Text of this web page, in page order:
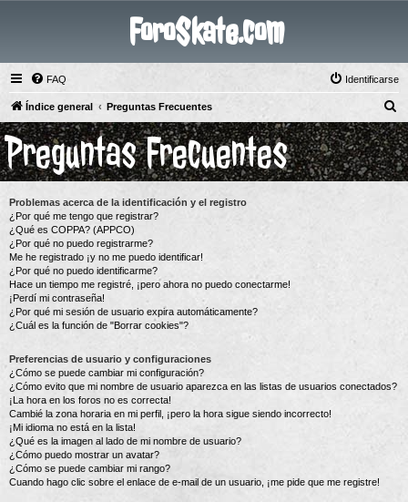
ForoSkate.com
FAQ Identificarse
Índice general Preguntas Frecuentes
u
s
c
Preguntas Frecuentes
Problemas acerca de la identificación y el registro
¿Por qué me tengo que registrar?
¿Qué es COPPA? (APPCO)
¿Por qué no puedo registrarme?
Me he registrado ¡y no me puedo identificar!
¿Por qué no puedo identificarme?
Hace un tiempo me registré, ¡pero ahora no puedo conectarme!
¡Perdí mi contraseña!
¿Por qué mi sesión de usuario expira automáticamente?
¿Cuál es la función de "Borrar cookies"?
Preferencias de usuario y configuraciones
¿Cómo se puede cambiar mi configuración?
¿Cómo evito que mi nombre de usuario aparezca en las listas de usuarios conectados?
¡La hora en los foros no es correcta!
Cambié la zona horaria en mi perfil, ¡pero la hora sigue siendo incorrecto!
¡Mi idioma no está en la lista!
¿Qué es la imagen al lado de mi nombre de usuario?
¿Cómo puedo mostrar un avatar?
¿Cómo se puede cambiar mi rango?
Cuando hago clic sobre el enlace de e-mail de un usuario, ¡me pide que me registre!